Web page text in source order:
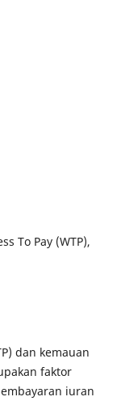
To Pay (WTP),
dan kemauan
faktor
iuran